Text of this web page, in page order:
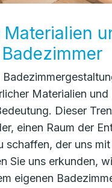
Materialien und
Dieser
einen Raum der
schaffen, der uns
Sie uns erkunden,
eigenen